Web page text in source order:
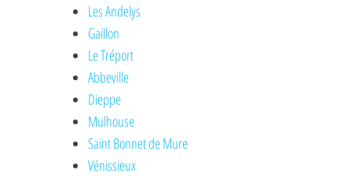
Les Andelys
Gaillon
Le Tréport
Abbeville
Dieppe
Mulhouse
Saint Bonnet de Mure
Vénissieux